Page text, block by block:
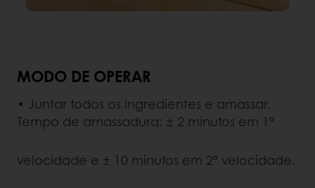
MODO DE OPERAR
• Juntar todos os ingredientes e amassar.
Tempo de amassadura: ± 2 minutos em 1ª
velocidade e ± 10 minutos em 2ª velocidade.